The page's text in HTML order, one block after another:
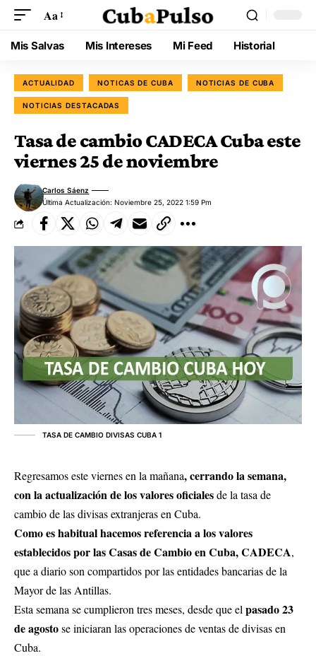
Aa
Mis Salvas Mis Intereses Mi Feed Historial
ACTUALIDAD NOTICAS DE CUBA NOTICIAS DE CUBA
NOTICIAS DESTACADAS
Tasa de cambio CADECA Cuba este
viernes 25 de noviembre
Última Actualización: Noviembre 25, 2022 1:59 Pm
Carlos Sáenz
TASA DE CAMBIO DIVISAS CUBA 1
Regresamos este viernes en la mañana, cerrando la semana,
con la actualización de los valores oficialesde la tasa de
cambio de las divisas extranjeras en Cuba.
Como es habitual hacemos referencia a los valores
establecidos por las Casas de Cambio en Cuba, CADECA,
que a diario son compartidos por las entidades bancarias de la
Mayor de las Antillas.
Esta semana se cumplieron tres meses, desde que elpasado 23
de agostose iniciaran las operaciones de ventas de divisas en
Cuba.